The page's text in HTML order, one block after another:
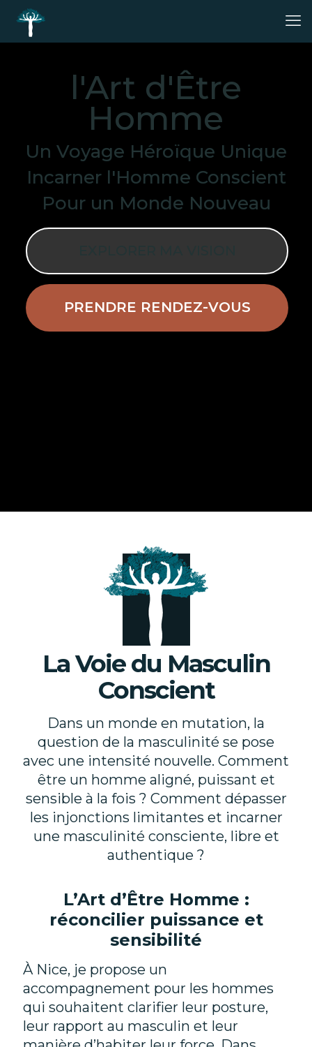
l'Art d'Être
Homme
PRENDRE RENDEZ-VOUS
Un Voyage Héroïque Unique
Incarner l'Homme Conscient
Pour un Monde Nouveau
La Voie du Masculin
Conscient
Dans un monde en mutation, la
question de la masculinité se pose
avec une intensité nouvelle. Comment
être un homme aligné, puissant et
sensible à la fois ? Comment dépasser
les injonctions limitantes et incarner
une masculinité consciente, libre et
authentique ?
L’Art d’Être Homme :
réconcilier puissance et
sensibilité
À Nice, je propose un
accompagnement pour les hommes
qui souhaitent clarifier leur posture,
leur rapport au masculin et leur